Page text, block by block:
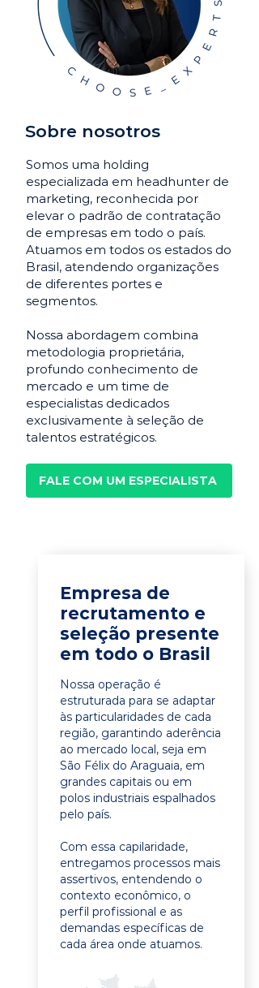
Sobre nosotros
Somos uma holding
especializada em headhunter de
marketing, reconhecida por
elevar o padrão de contratação
de empresas em todo o país.
Atuamos em todos os estados do
Brasil, atendendo organizações
de diferentes portes e
segmentos.
Nossa abordagem combina
metodologia proprietária,
profundo conhecimento de
mercado e um time de
especialistas dedicados
exclusivamente à seleção de
talentos estratégicos.
FALE COM UM ESPECIALISTA
Empresa de
recrutamento e
seleção presente
em todo o Brasil
Nossa operação é
estruturada para se adaptar
às particularidades de cada
região, garantindo aderência
ao mercado local, seja em
São Félix do Araguaia, em
grandes capitais ou em
polos industriais espalhados
pelo país.
Com essa capilaridade,
entregamos processos mais
assertivos, entendendo o
contexto econômico, o
perfil profissional e as
demandas específicas de
cada área onde atuamos.